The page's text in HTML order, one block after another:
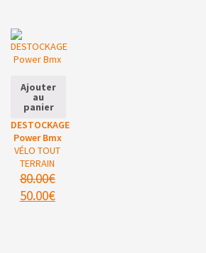
Ajouter
au
panier
DESTOCKAGE
Power Bmx
VÉLO TOUT
TERRAIN
80.00€
50.00€